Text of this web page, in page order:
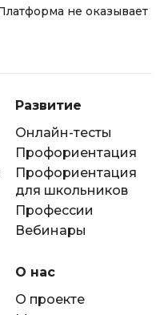
не оказывает
Развитие
Онлайн-тесты
Профориентация
Профориентация
для школьников
Профессии
Вебинары
О нас
О проекте